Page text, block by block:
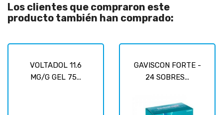
Los clientes que compraron este
producto también han comprado:
VOLTADOL 11.6
MG/G GEL 75...
GAVISCON FORTE -
24 SOBRES...